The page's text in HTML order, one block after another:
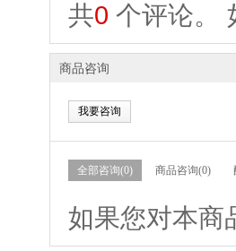
共0 个评论。
商品咨询
我要咨询
全部咨询(0) 商品咨询(0)
如果您对本商